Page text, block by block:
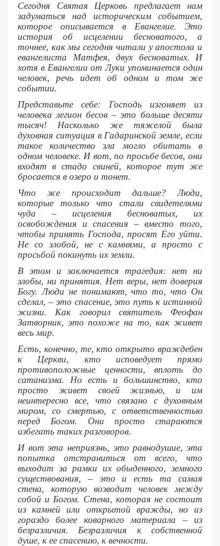
Сегодня Святая Церковь предлагает нам
задуматься над историческим событием,
которое описывается в Евангелие. Это
история об исцелении бесноватого, а
точнее, как мы сегодня читали у апостола и
евангелиста Матфея, двух бесноватых. И
хотя в Евангелии от Луки упоминается один
человек, речь идет об одном и том же
событии.
Представьте себе: Господь изгоняет из
человека легион бесов – это больше десяти
тысяч! Насколько же тяжелой была
духовная ситуация в Гадаринской земле, если
такое количество зла могло обитать в
одном человеке. И вот, по просьбе бесов, они
входят в стадо свиней, которое тут же
бросается в озеро и тонет.
Что же происходит дальше? Люди,
которые только что стали свидетелями
чуда – исцеления бесноватых, их
освобождения и спасения – вместо того,
чтобы принять Господа, просят Его уйти.
Не со злобой, не с камнями, а просто с
просьбой покинуть их земли.
В этом и заключается трагедия: нет ни
злобы, ни принятия. Нет веры, нет доверия
Богу. Люди не понимают, что то, что Он
сделал, – это спасение, это путь к истинной
жизни. Как говорил святитель Феофан
Затворник, это похоже на то, как живет
весь мир.
Есть, конечно, те, кто открыто враждебен
к Церкви, кто исповедует прямо
противоположные ценности, вплоть до
сатанизма. Но есть и большинство, кто
просто живет своей жизнью, и им
неинтересно все, что связано с духовным
миром, со смертью, с ответственностью
перед Богом. Они просто стараются
избегать таких разговоров.
И вот эта неприязнь, это равнодушие, эта
попытка отстраниться от всего, что
выходит за рамки их обыденного, земного
существования, – это и есть та самая
стена, которую возводит человек между
собой и Богом. Стена, которая не состоит
из камней или открытой вражды, но из
гораздо более коварного материала – из
безразличия. Безразличия к собственной
душе, к ее спасению, к вечности.